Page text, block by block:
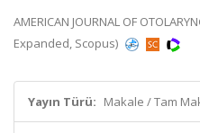
AMERICAN JOURNAL OF
Expanded, Scopus)
Yayın Türü: Makale / Tam